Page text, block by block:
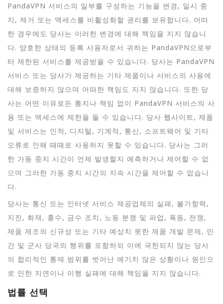
PandaVPN 서비스의 일부를 구성하는 기능을 변경, 일시 중
지, 제거 또는 액세스를 비활성화할 권리를 보유합니다. 어떠
한 경우에도 당사는 이러한 변경에 대해 책임을 지지 않습니
다. 양호한 상태의 등록 사용자로서 귀하는 PandaVPN으로부
터 제한된 서비스를 제공받을 수 있습니다. 당사는 PandaVPN
서비스 또는 당사가 제공하는 기타 제품이나 서비스의 사용에
대해 보증하지 않으며 어떠한 책임도 지지 않습니다. 또한 당
사는 어떤 이유로든 통지나 책임 없이 PandaVPN 서비스의 사
용 또는 액세스에 제한을 둘 수 있습니다. 당사 웹사이트, 제품
및 서비스는 인적, 디지털, 기계적, 통신, 소프트웨어 및 기타
오류로 인해 때때로 사용하지 못할 수 있습니다. 당사는 그러
한 가동 중지 시간이 언제 발생할지 예측하거나 제어할 수 없
으며 그러한 가동 중지 시간의 지속 시간을 제어할 수 없습니
다.
당사는 통신 또는 인터넷 서비스 제공업체의 실패, 불가항력,
지진, 화재, 홍수, 금수 조치, 노동 분쟁 및 파업, 폭동, 전쟁,
제품 제조의 신규성 또는 기타 예상치 못한 제품 개발 문제, 민
간 및 군사 당국의 행위를 포함하되 이에 국한되지 않는 당사
의 합리적인 통제 범위를 벗어난 예기치 않은 상황이나 원인으
로 인한 지연이나 이행 실패에 대해 책임을 지지 않습니다.
법률 선택